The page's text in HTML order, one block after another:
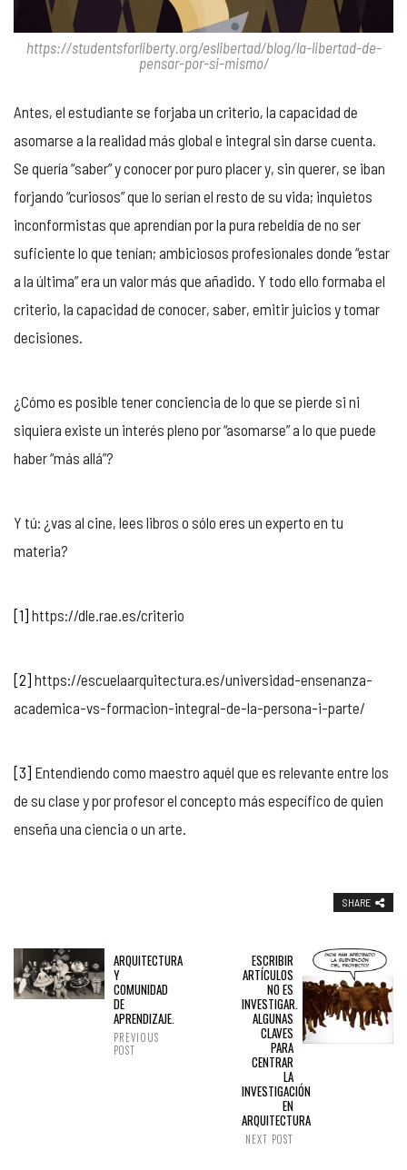
https://studentsforliberty.org/eslibertad/blog/la-libertad-de-
pensar-por-si-mismo/
Antes, el estudiante se forjaba un criterio, la capacidad de
asomarse a la realidad más global e integral sin darse cuenta.
Se quería “saber” y conocer por puro placer y, sin querer, se iban
forjando “curiosos” que lo serían el resto de su vida; inquietos
inconformistas que aprendían por la pura rebeldía de no ser
suficiente lo que tenían; ambiciosos profesionales donde “estar
a la última” era un valor más que añadido. Y todo ello formaba el
criterio, la capacidad de conocer, saber, emitir juicios y tomar
decisiones.
¿Cómo es posible tener conciencia de lo que se pierde si ni
siquiera existe un interés pleno por “asomarse” a lo que puede
haber “más allá”?
Y tú: ¿vas al cine, lees libros o sólo eres un experto en tu
materia?
[1] https://dle.rae.es/criterio
[2] https://escuelaarquitectura.es/universidad-ensenanza-
academica-vs-formacion-integral-de-la-persona-i-parte/
[3] Entendiendo como maestro aquél que es relevante entre los
de su clase y por profesor el concepto más específico de quien
enseña una ciencia o un arte.
SHARE
ARQUITECTURA
Y
COMUNIDAD
DE
APRENDIZAJE.
PREVIOUS
POST
ESCRIBIR
ARTÍCULOS
NO ES
INVESTIGAR.
ALGUNAS
CLAVES
PARA
CENTRAR
LA
INVESTIGACIÓN
EN
ARQUITECTURA
NEXT POST